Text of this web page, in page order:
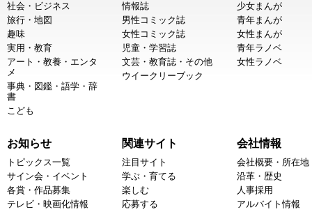
社会・ビジネス
旅行・地図
趣味
実用・教育
アート・教養・エンタ
メ
事典・図鑑・語学・辞
書
こども
情報誌
男性コミック誌
女性コミック誌
児童・学習誌
文芸・教育誌・その他
ウイークリーブック
少女まんが
青年まんが
女性まんが
青年ラノベ
女性ラノベ
お知らせ
トピックス一覧
サイン会・イベント
各賞・作品募集
テレビ・映画化情報
関連サイト
注目サイト
学ぶ・育てる
楽しむ
応募する
会社情報
会社概要・所在地
沿革・歴史
人事採用
アルバイト情報